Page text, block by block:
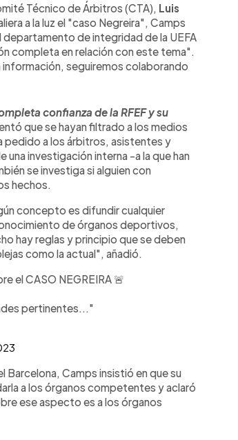
Técnico de Árbitros (CTA), Luis
a la luz el "caso Negreira", Camps
de integridad de la UEFA
completa en relación con este tema".
información, seguiremos colaborando
confianza de la RFEF y su
que se hayan filtrado a los medios
pedido a los árbitros, asistentes y
investigación interna -a la que han
se investiga si alguien con
hechos.
concepto es difundir cualquier
de órganos deportivos,
hay reglas y principio que se deben
como la actual", añadió.
el CASO NEGREIRA 🚨
pertinentes..."
Camps insistió en que su
a los órganos competentes y aclaró
ese aspecto es a los órganos